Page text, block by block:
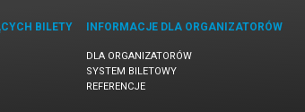
BILETY INFORMACJE DLA ORGANIZATORÓW
DLA ORGANIZATORÓW
SYSTEM BILETOWY
REFERENCJE